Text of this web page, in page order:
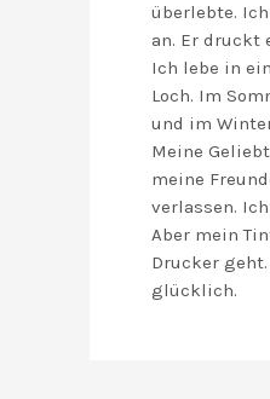
überlebte.
an. Er druckt
Ich lebe in
Loch. Im
und im
Meine
meine
verlassen.
Aber mein
Drucker
glücklich.